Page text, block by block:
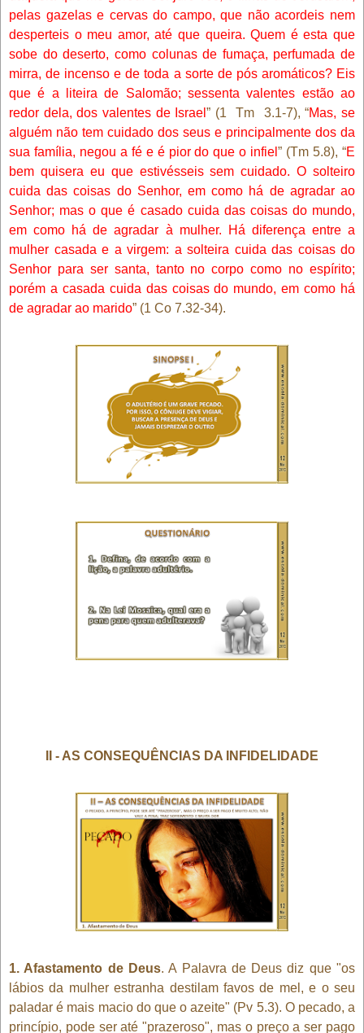
pelas gazelas e cervas do campo, que não acordeis nem
desperteis o meu amor, até que queira. Quem é esta que
sobe do deserto, como colunas de fumaça, perfumada de
mirra, de incenso e de toda a sorte de pós aromáticos? Eis
que é a liteira de Salomão; sessenta valentes estão ao
redor dela, dos valentes de Israel” (1 Tm 3.1-7), “Mas, se
alguém não tem cuidado dos seus e principalmente dos da
sua família, negou a fé e é pior do que o infiel” (Tm 5.8), “E
bem quisera eu que estivésseis sem cuidado. O solteiro
cuida das coisas do Senhor, em como há de agradar ao
Senhor; mas o que é casado cuida das coisas do mundo,
em como há de agradar à mulher. Há diferença entre a
mulher casada e a virgem: a solteira cuida das coisas do
Senhor para ser santa, tanto no corpo como no espírito;
porém a casada cuida das coisas do mundo, em como há
de agradar ao marido” (1 Co 7.32-34).
II - AS CONSEQUÊNCIAS DA INFIDELIDADE
1. Afastamento de Deus. A Palavra de Deus diz que "os
lábios da mulher estranha destilam favos de mel, e o seu
paladar é mais macio do que o azeite" (Pv 5.3). O pecado, a
princípio, pode ser até "prazeroso", mas o preço a ser pago